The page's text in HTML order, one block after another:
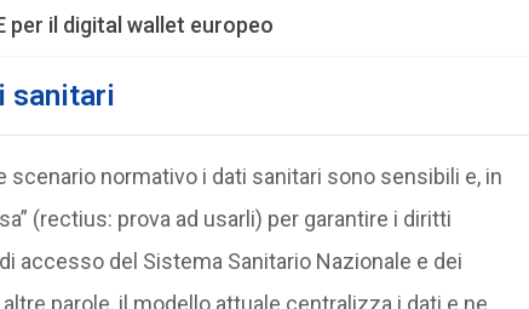
per il digital wallet europeo
sanitari
scenario normativo i dati sanitari sono sensibili e, in
(rectius: prova ad usarli) per garantire i diritti
accesso del Sistema Sanitario Nazionale e dei
parole, il modello attuale centralizza i dati e ne